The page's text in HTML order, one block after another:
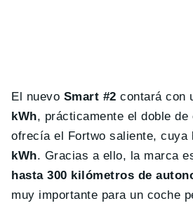
El nuevo Smart #2 contará con
kWh, prácticamente el doble de
ofrecía el Fortwo saliente, cuya
kWh. Gracias a ello, la marca
hasta 300 kilómetros de
muy importante para un coche